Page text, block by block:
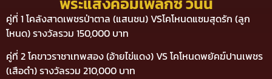
คู่ที่ 1 โคลังสาดเพชรป่าตาล (แสนชน) VSโคโหนดแซมสุดรัก (ลูก
โหนด) รางวัลรวม 150,000 บาท
คู่ที่ 2 โคขาวราชาเทพสอง (อ้ายไข่แดง) VS โคโหนดพยัคฆ์ปานเพชร
(เสือดำ) รางวัลรวม 210,000 บาท